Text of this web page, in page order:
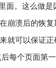
面。这么做是
崩溃后的恢复
就可以保证正
每个页面第